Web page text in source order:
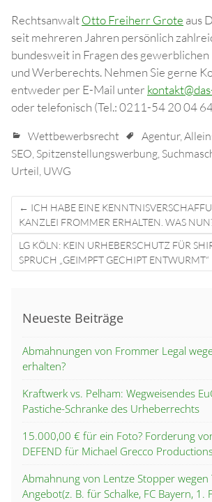
RechtsanwaltOtto Freiherr Grote aus
seit mehreren Jahren persönlich
bundesweit in Fragen des
und Werberechts. Nehmen Sie gerne
entweder per E-Mail unter
oder telefonisch (Tel.: 0211-54 20 04
Wettbewerbsrecht Agentur,
SEO, Spitzenstellungswerbung,
Urteil, UWG
Post
navigation
← ICH HABE EINE
KANZLEI FROMMER ERHALTEN. WAS
LG KÖLN: KEIN URHEBERSCHUTZ FÜR
SPRUCH „GEIMPFT GECHIPT ENTWURMT“
Neueste Beiträge
Abmahnungen von Frommer Legal
erhalten?
Kraftwerk vs. Pelham: Wegweisendes
Pastiche-Schranke des Urheberrechts
15.000,00 € für ein Foto? Forderung
DEFEND für Michael Grecco
Abmahnung von Lentze Stopper wegen
Angebot(z. B. für Schalke, FC Bayern, 1.